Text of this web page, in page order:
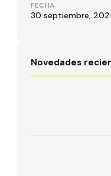
FECHA
30 septiembre,
Novedades